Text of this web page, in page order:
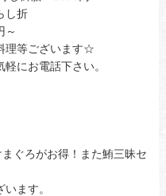
折
理等ございます☆
にお電話下さい。
がお得！また鮪三昧セ
ます。